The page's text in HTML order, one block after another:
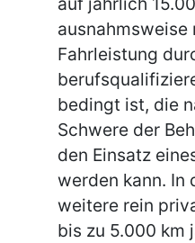
Fahrleistung
bedingt ist, die
Schwere der
den Einsatz
werden kann. In
weitere rein
bis zu 5.000 km